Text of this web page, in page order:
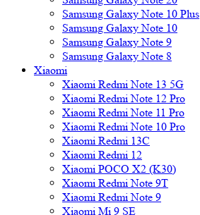
Samsung Galaxy Note 10 Plus
Samsung Galaxy Note 10
Samsung Galaxy Note 9
Samsung Galaxy Note 8
Xiaomi
Xiaomi Redmi Note 13 5G
Xiaomi Redmi Note 12 Pro
Xiaomi Redmi Note 11 Pro
Xiaomi Redmi Note 10 Pro
Xiaomi Redmi 13C
Xiaomi Redmi 12
Xiaomi POCO X2 (K30)
Xiaomi Redmi Note 9T
Xiaomi Redmi Note 9
Xiaomi Mi 9 SE